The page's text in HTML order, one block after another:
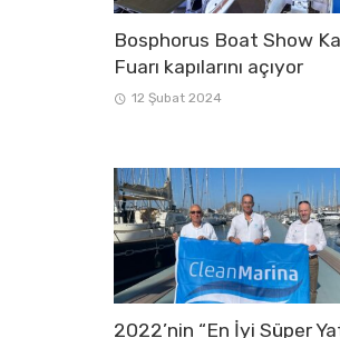
Bosphorus Boat Show
Fuarı kapılarını açıyor
12 Şubat 2024
2022’nin “En İyi Süper